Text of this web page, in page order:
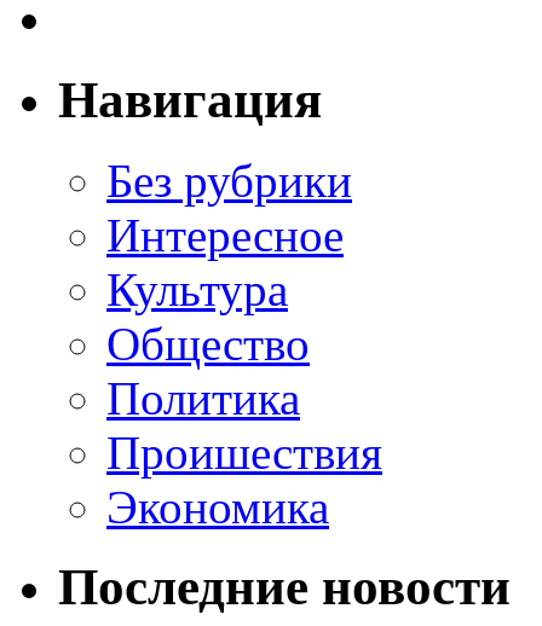
Навигация
Без рубрики
Интересное
Культура
Общество
Политика
Проишествия
Экономика
Последние новости